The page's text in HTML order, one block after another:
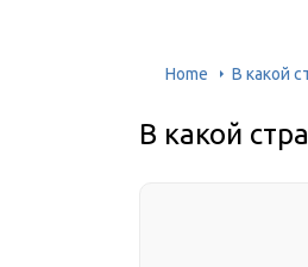
Home В какой
В какой